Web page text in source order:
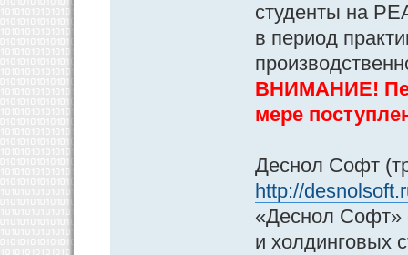
студенты на
в период
ВНИМАНИЕ!
мере
Деснол Софт
http://
«Деснол Софт»
и холдинговых